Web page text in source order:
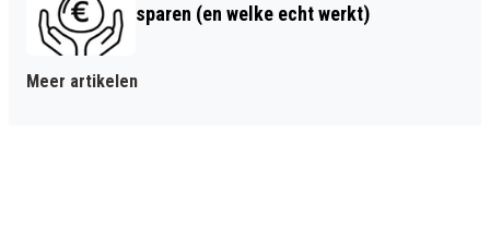
sparen (en welke echt werkt)
Meer artikelen